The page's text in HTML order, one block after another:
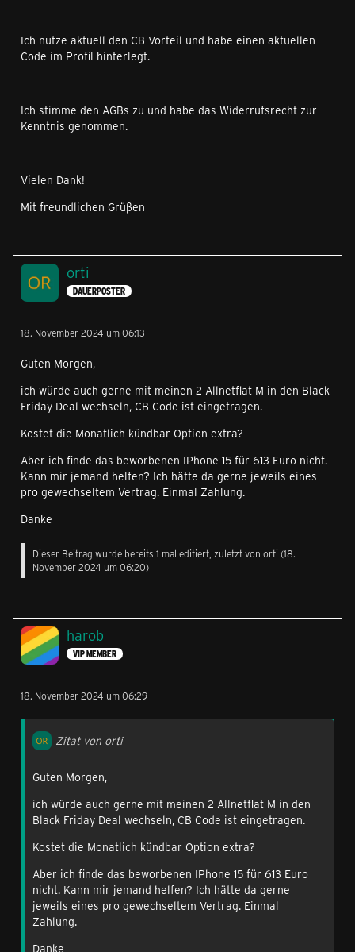
Ich nutze aktuell den CB Vorteil und habe einen aktuellen
Code im Profil hinterlegt.
Ich stimme den AGBs zu und habe das Widerrufsrecht zur
Kenntnis genommen.
Vielen Dank!
Mit freundlichen Grüßen
orti
DAUERPOSTER
18. November 2024 um 06:13
Guten Morgen,
ich würde auch gerne mit meinen 2 Allnetflat M in den Black
Friday Deal wechseln, CB Code ist eingetragen.
Kostet die Monatlich kündbar Option extra?
Aber ich finde das beworbenen IPhone 15 für 613 Euro nicht.
Kann mir jemand helfen? Ich hätte da gerne jeweils eines
pro gewechseltem Vertrag. Einmal Zahlung.
Danke
Dieser Beitrag wurde bereits 1 mal editiert, zuletzt von orti (18.
November 2024 um 06:20)
harob
VIP MEMBER
18. November 2024 um 06:29
Zitat von orti
Guten Morgen,
ich würde auch gerne mit meinen 2 Allnetflat M in den
Black Friday Deal wechseln, CB Code ist eingetragen.
Kostet die Monatlich kündbar Option extra?
Aber ich finde das beworbenen IPhone 15 für 613 Euro
nicht. Kann mir jemand helfen? Ich hätte da gerne
jeweils eines pro gewechseltem Vertrag. Einmal
Zahlung.
Danke